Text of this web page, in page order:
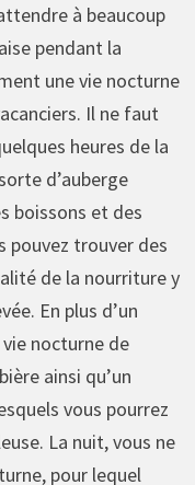
à beaucoup
pendant la
une vie nocturne
Il ne faut
heures de la
d’auberge
boissons et des
pouvez trouver des
de la nourriture y
En plus d’un
nocturne de
ainsi qu’un
vous pourrez
La nuit, vous ne
pour lequel